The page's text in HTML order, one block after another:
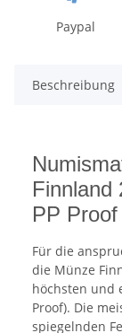
Paypal
Beschreibung
Finnland
PP Proof
Für die
die Münze
höchsten und
Proof). Die
spiegelnden